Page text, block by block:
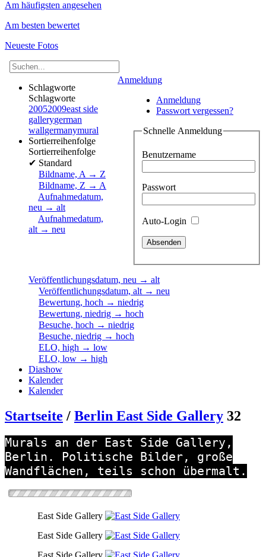
Am häufigsten angesehen
Am besten bewertet
Neueste Fotos
Anmeldung
Anmeldung
Passwort vergessen?
Schnelle Anmeldung
Benutzername
Passwort
Auto-Login
Schlagworte
Schlagworte
20052009east side
gallerygerman
wallgermanymural
Sortierreihenfolge
Sortierreihenfolge
✔ Standard
Bildname, A → Z
Bildname, Z → A
Aufnahmedatum,
neu → alt
Aufnahmedatum,
alt → neu
Veröffentlichungsdatum, neu → alt
Veröffentlichungsdatum, alt → neu
Bewertung, hoch → niedrig
Bewertung, niedrig → hoch
Besuche, hoch → niedrig
Besuche, niedrig → hoch
ELO, high → low
ELO, low → high
Diashow
Kalender
Kalender
Startseite / Berlin East Side Gallery 32
Murals an der East Side Gallery,
Berlin. Politische Bilder, große
Wandflächen, teils schon übermalt.
East Side Gallery
East Side Gallery